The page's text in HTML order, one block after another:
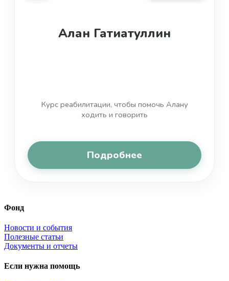
Алан Гатиатуллин
Курс реабилитации, чтобы помочь Алану
ходить и говорить
Подробнее
Фонд
Новости и события
Полезные статьи
Документы и отчеты
Если нужна помощь